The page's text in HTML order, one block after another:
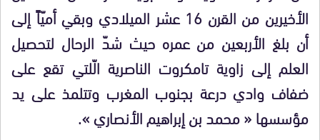
الأخيرين من القرن 16 عشر الميلادي وبقي أميّاً إلى
أن بلغ الأربعين من عمره حيث شدّ الرحال لتحصيل
العلم إلى زاوية تامكروت الناصرية الّلتي تقع على
ضفاف وادي درعة بجنوب المغرب وتتلمذ على يد
مؤسسها « محمد بن إبراهيم الأنصاري ».